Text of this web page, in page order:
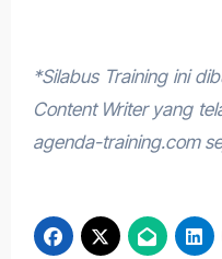
*Silabus Training ini
Content Writer yang
agenda-training.com